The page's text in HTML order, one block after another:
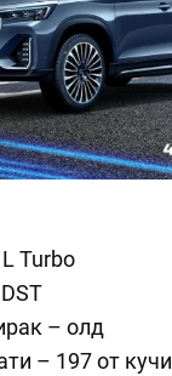
Turbo
– олд
– 197 от кучи